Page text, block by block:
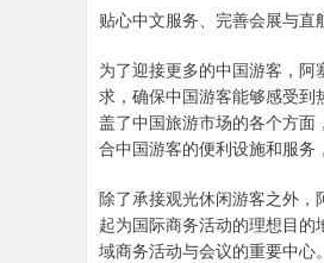
贴心中文服务、完善会展与直
为了迎接更多的中国游客，
求，确保中国游客能够感受
盖了中国旅游市场的各个方
合中国游客的便利设施和服务
除了承接观光休闲游客之外
起为国际商务活动的理想目
域商务活动与会议的重要中